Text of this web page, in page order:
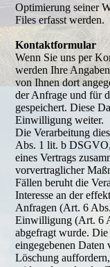
Optimierung seiner
Files erfasst werden.
Kontaktformular
Wenn Sie uns per
werden Ihre
von Ihnen dort
der Anfrage und für
gespeichert. Diese
Einwilligung weiter.
Die Verarbeitung
Abs. 1 lit. b
eines Vertrags
vorvertraglicher
Fällen beruht die
Interesse an der
Anfragen (Art. 6
Einwilligung (Art. 6
abgefragt wurde.
eingegebenen Daten
Löschung